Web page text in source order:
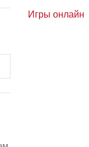
Игры онлайн